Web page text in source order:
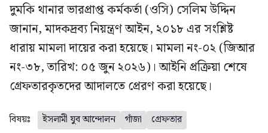
দুমকি থানার ভারপ্রাপ্ত কর্মকর্তা (ওসি) সেলিম উদ্দিন
জানান, মাদকদ্রব্য নিয়ন্ত্রণ আইন, ২০১৮ এর সংশ্লিষ্ট
ধারায় মামলা দায়ের করা হয়েছে। মামলা নং-০২ (জিআর
নং-৩৮, তারিখ: ০৫ জুন ২০২৬)। আইনি প্রক্রিয়া শেষে
গ্রেফতারকৃতদের আদালতে প্রেরণ করা হয়েছে।
বিষয়ঃ ইসলামী যুব আন্দোলন গাঁজা গ্রেফতার